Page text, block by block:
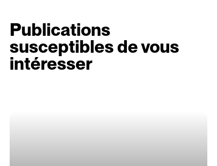
Publications
susceptibles de vous
intéresser